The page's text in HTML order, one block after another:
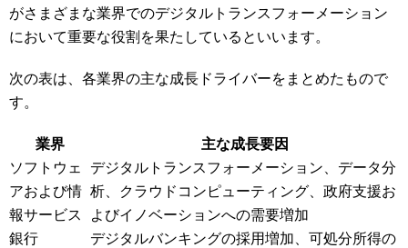
がさまざまな業界でのデジタルトランスフォーメーション
において重要な役割を果たしているといいます。
次の表は、各業界の主な成長ドライバーをまとめたもので
す。
業界
主な成長要因
ソフトウェ
アおよび情
報サービス
デジタルトランスフォーメーション、データ分
析、クラウドコンピューティング、政府支援お
よびイノベーションへの需要増加
銀行
デジタルバンキングの採用増加、可処分所得の